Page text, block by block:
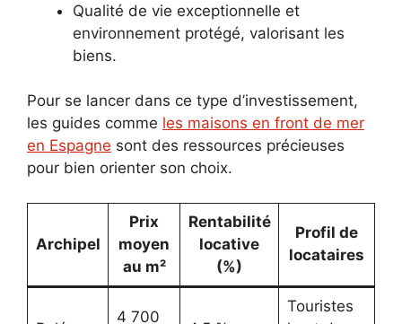
Qualité de vie exceptionnelle et
environnement protégé, valorisant les
biens.
Pour se lancer dans ce type d’investissement,
les guides comme les maisons en front de mer
en Espagne sont des ressources précieuses
pour bien orienter son choix.
Archipel
Prix
moyen
au m²
Rentabilité
locative
(%)
Profil de
locataires
4 700
Touristes